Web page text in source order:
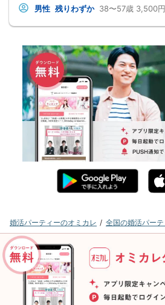
男性 残りわずか 38〜57歳 3,500円
婚活パーティーのオミカレ 全国の婚活パー